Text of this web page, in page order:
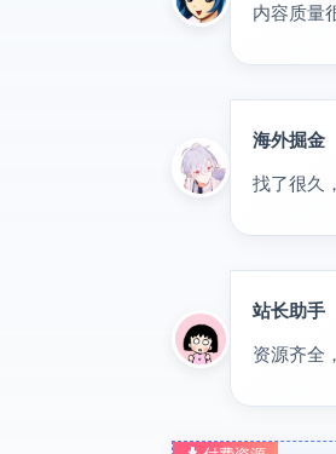
内容质量
海外掘金
找了很久
站长助手
资源齐全